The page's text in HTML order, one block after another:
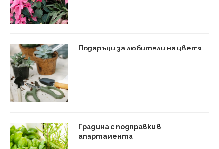
Подаръци за любители на цветя...
Градина с подправки в
апартамента